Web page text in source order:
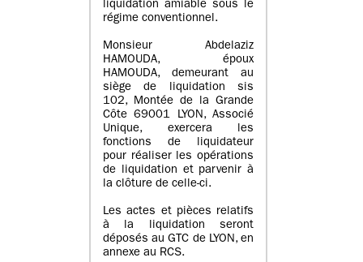
liquidation amiable sous le
régime conventionnel.
Monsieur Abdelaziz
HAMOUDA, époux
HAMOUDA, demeurant au
siège de liquidation sis
102, Montée de la Grande
Côte 69001 LYON, Associé
Unique, exercera les
fonctions de liquidateur
pour réaliser les opérations
de liquidation et parvenir à
la clôture de celle-ci.
Les actes et pièces relatifs
à la liquidation seront
déposés au GTC de LYON, en
annexe au RCS.